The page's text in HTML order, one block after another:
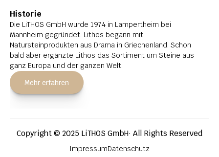
Historie
Die LiTHOS GmbH wurde 1974 in Lampertheim bei
Mannheim gegründet. Lithos begann mit
Natursteinprodukten aus Drama in Griechenland. Schon
bald aber ergänzte Lithos das Sortiment um Steine aus
ganz Europa und der ganzen Welt.
Mehr erfahren
Copyright © 2025 LiTHOS GmbH· All Rights Reserved
ImpressumDatenschutz